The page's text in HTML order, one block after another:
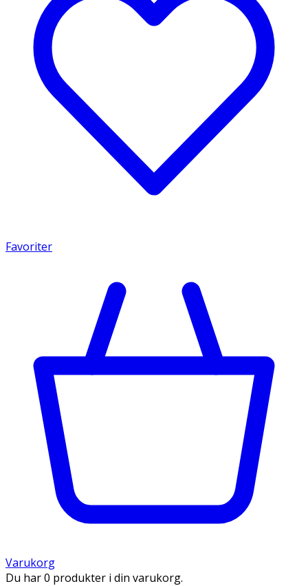
Favoriter
Varukorg
Du har 0 produkter i din varukorg.